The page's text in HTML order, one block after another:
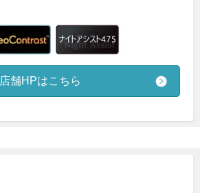
店舗HPはこちら